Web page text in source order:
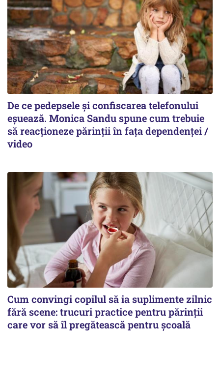
De ce pedepsele și confiscarea telefonului
eșuează. Monica Sandu spune cum trebuie
să reacționeze părinții în fața dependenței /
video
Cum convingi copilul să ia suplimente zilnic
fără scene: trucuri practice pentru părinții
care vor să îl pregătească pentru școală